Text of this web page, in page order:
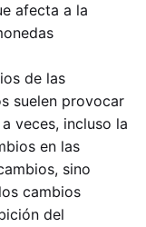
afecta a la
de las
suelen provocar
veces, incluso la
en las
sino
cambios
del